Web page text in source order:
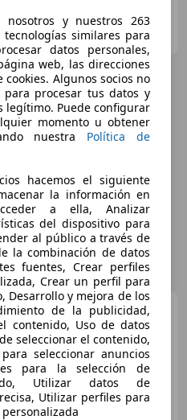
Hyundai i30
1.6 CRDi 110cv
BlueDrive Black Line
€ 8.990
Precio justo
nosotros y nuestros 263
tecnologías similares para
datos personales,
web, las direcciones
Algunos socios no
procesar tus datos y
legítimo. Puede configurar
momento u obtener
nuestra Política de
hacemos el siguiente
la información en
a ella, Analizar
del dispositivo para
al público a través de
la combinación de datos
fuentes, Crear perfiles
Crear un perfil para
Desarrollo y mejora de los
de la publicidad,
contenido, Uso de datos
seleccionar el contenido,
seleccionar anuncios
para la selección de
Utilizar datos de
Utilizar perfiles para